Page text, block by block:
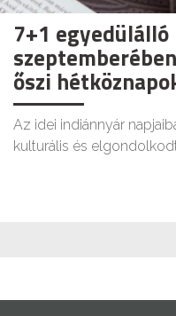
7+1
őszi
Az idei indiánnyár
kulturális és